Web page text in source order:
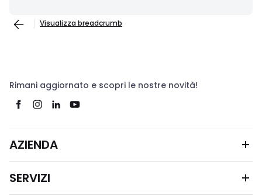
Visualizza breadcrumb
Rimani aggiornato e scopri le nostre novità!
AZIENDA
SERVIZI